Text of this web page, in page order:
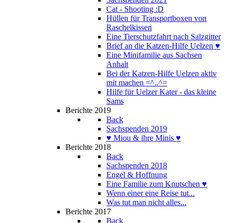
Cat - Shooting :D
Hüllen für Transportboxen von
Raschelkissen
Eine Tierschutzfahrt nach Salzgitter
Brief an die Katzen-Hilfe Uelzen ♥
Eine Minifamilie aus Sachsen
Anhalt
Bei der Katzen-Hilfe Uelzen aktiv
mit machen =^..^=
Hilfe für Uelzer Kater - das kleine
Sams
Berichte 2019
Back
Sachspenden 2019
♥ Miou & ihre Minis ♥
Berichte 2018
Back
Sachspenden 2018
Engel & Hoffnung
Eine Familie zum Knutschen ♥
Wenn einer eine Reise tut...
Was tut man nicht alles...
Berichte 2017
Back